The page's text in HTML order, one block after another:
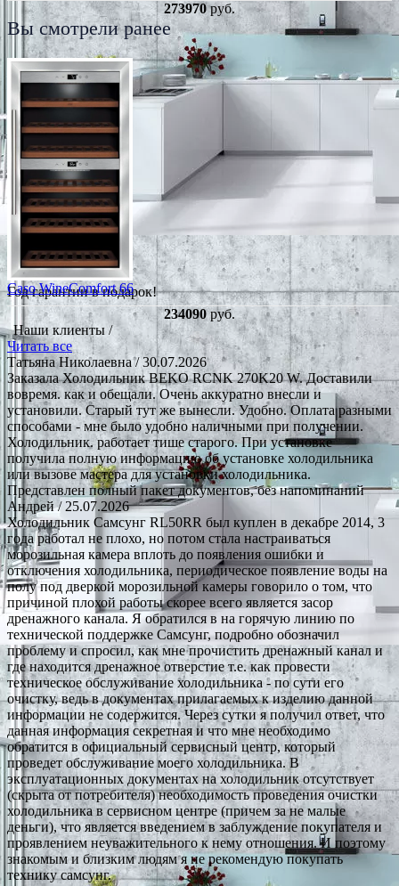
273970руб.
Вы смотрели ранее
Год гарантии в подарок!
Caso WineComfort 66
234090руб.
Наши клиенты /
Читать все
Татьяна Николаевна/ 30.07.2026
Заказала Холодильник BEKO RCNK 270K20 W. Доставили
вовремя. как и обещали. Очень аккуратно внесли и
установили. Старый тут же вынесли. Удобно. Оплата разными
способами - мне было удобно наличными при получении.
Холодильник. работает тише старого. При установке
получила полную информацию об установке холодильника
или вызове мастера для установки холодильника.
Представлен полный пакет документов, без напоминаний
Андрей/ 25.07.2026
Холодильник Самсунг RL50RR был куплен в декабре 2014, 3
года работал не плохо, но потом стала настраиваться
морозильная камера вплоть до появления ошибки и
отключения холодильника, периодическое появление воды на
полу под дверкой морозильной камеры говорило о том, что
причиной плохой работы скорее всего является засор
дренажного канала. Я обратился в на горячую линию по
технической поддержке Самсунг, подробно обозначил
проблему и спросил, как мне прочистить дренажный канал и
где находится дренажное отверстие т.е. как провести
техническое обслуживание холодильника - по сути его
очистку, ведь в документах прилагаемых к изделию данной
информации не содержится. Через сутки я получил ответ, что
данная информация секретная и что мне необходимо
обратится в официальный сервисный центр, который
проведет обслуживание моего холодильника. В
эксплуатационных документах на холодильник отсутствует
(скрыта от потребителя) необходимость проведения очистки
холодильника в сервисном центре (причем за не малые
деньги), что является введением в заблуждение покупателя и
проявлением неуважительного к нему отношения. И поэтому
знакомым и близким людям я не рекомендую покупать
технику самсунг.